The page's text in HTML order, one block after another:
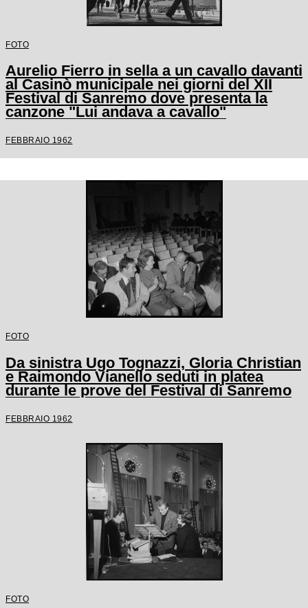
FOTO
Aurelio Fierro in sella a un cavallo davanti
al Casinò municipale nei giorni del XII
Festival di Sanremo dove presenta la
canzone "Lui andava a cavallo"
FEBBRAIO 1962
FOTO
Da sinistra Ugo Tognazzi, Gloria Christian
e Raimondo Vianello seduti in platea
durante le prove del Festival di Sanremo
FEBBRAIO 1962
FOTO